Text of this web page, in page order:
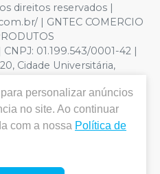
direitos reservados |
| GNTEC COMERCIO
01.199.543/0001-42 |
Cidade Universitária,
- Os preços e condições
a alterações. Em caso de
o valor válido é o do
por atacado, por
personalizar anúncios
no site. Ao continuar
com a nossa Política de